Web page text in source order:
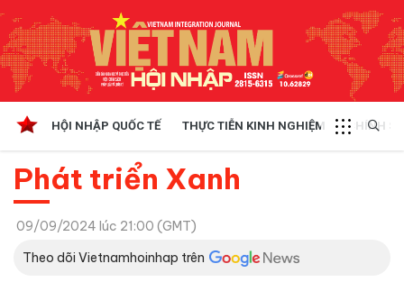
HỘI NHẬP QUỐC TẾ THỰC TIỄN KINH NGHIỆM CHÍNH
Phát triển Xanh
09/09/2024 lúc 21:00 (GMT)
Theo dõi Vietnamhoinhap trên